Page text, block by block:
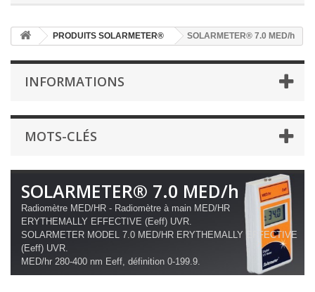
PRODUITS SOLARMETER® SOLARMETER® 7.0 MED/h
INFORMATIONS
MOTS-CLÉS
SOLARMETER® 7.0 MED/h
Radiomètre MED/HR - Radiomètre à main MED/HR
ERYTHEMALLY EFFECTIVE (Eeff) UVR.
SOLARMETER MODEL 7.0 MED/HR ERYTHEMALLY EFFECTIVE
(Eeff) UVR.
MED/hr 280-400 nm Eeff, définition 0-199.9.